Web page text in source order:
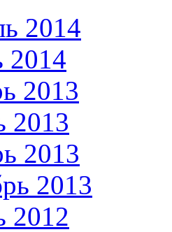
2014
2014
2013
2013
2013
2013
2012